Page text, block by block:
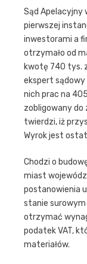
Sąd Apelacyjny
pierwszej
inwestorami a
otrzymało od
kwotę 740 tys.
ekspert
nich prac na
zobligowany
twierdzi, iż
Wyrok jest
Chodzi o
miast
postanowienia
stanie surowym
otrzymać
podatek VAT,
materiałów.